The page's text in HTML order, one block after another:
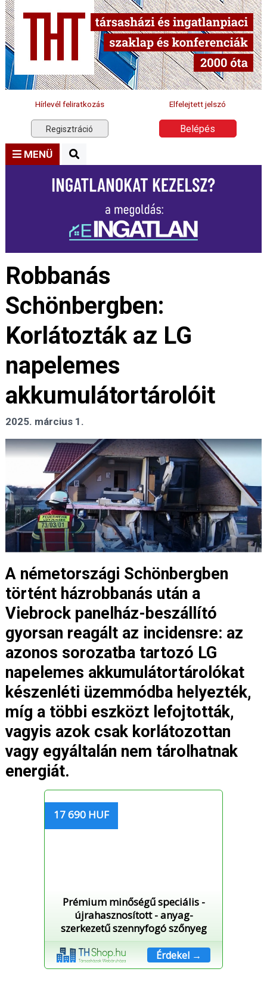
Hírlevél feliratkozás Elfelejtett jelszó
Regisztráció Belépés
MENÜ
Robbanás
Schönbergben:
Korlátozták az LG
napelemes
akkumulátortárolóit
2025. március 1.
A németországi Schönbergben
történt házrobbanás után a
Viebrock panelház-beszállító
gyorsan reagált az incidensre: az
azonos sorozatba tartozó LG
napelemes akkumulátortárolókat
készenléti üzemmódba helyezték,
míg a többi eszközt lefojtották,
vagyis azok csak korlátozottan
vagy egyáltalán nem tárolhatnak
energiát.
17 690 HUF
Prémium minőségű speciális -
újrahasznosított - anyag-
szerkezetű szennyfogó szőnyeg
Érdekel →